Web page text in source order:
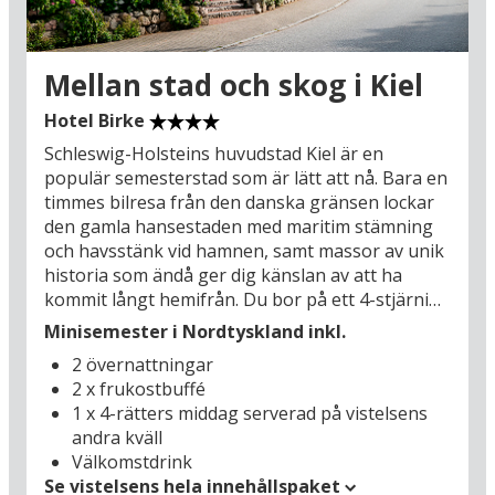
marknadsbås upplysta av massor av julgransljus
– här finns också en rolig karusell för barnen.
Och slutligen, mellan Holstensplatz och
Rathausplatz ligger Asmun-Bremer-Platz (850 m)
med en 12,5 meter hög julpyramid i trä som är
juläventyr och här ska du bo mitt i centrum, och
kan enkelt pröva alla julfestligheter för både
stora och små!
Mellan stad och skog i Kiel
Hotel Birke
Schleswig-Holsteins huvudstad Kiel är en
populär semesterstad som är lätt att nå. Bara en
timmes bilresa från den danska gränsen lockar
den gamla hansestaden med maritim stämning
och havsstänk vid hamnen, samt massor av unik
historia som ändå ger dig känslan av att ha
kommit långt hemifrån. Du bor på ett 4-stjärnigt,
familjeägt hotell med bland annat inomhuspool
och ett härligt läge i skogsbrynet i utkanten av
Kiel, där det gränsar till ett stort skogsområde.
Här kan du börja dagen med en vandrings- eller
cykeltur längs stigarna, och du kan faktiskt följa
dem hela vägen in till Kiels centrum (4 km) – den
vackra, gamla hansestaden vid Kielerfjordens
Minisemester i Nordtyskland inkl.
2 övernattningar
2 x frukostbuffé
1 x 4-rätters middag serverad på vistelsens
andra kväll
Välkomstdrink
Se vistelsens hela innehållspaket